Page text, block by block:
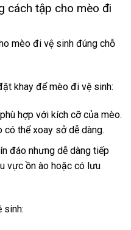
cách tập cho mèo đi
mèo đi vệ sinh đúng chỗ
khay để mèo đi vệ sinh:
hợp với kích cỡ của mèo.
có thể xoay sở dễ dàng.
đáo nhưng dễ dàng tiếp
vực ồn ào hoặc có lưu
sinh: